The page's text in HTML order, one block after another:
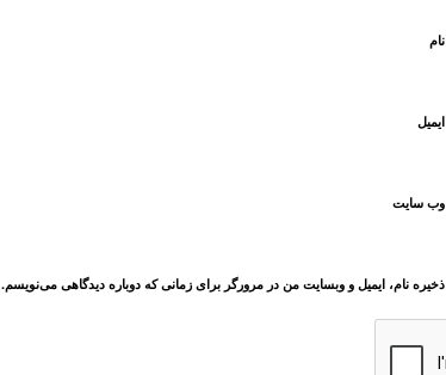
نام
ایمیل
وب‌ سایت
ذخیره نام، ایمیل و وبسایت من در مرورگر برای زمانی که دوباره دیدگاهی می‌نویسم.